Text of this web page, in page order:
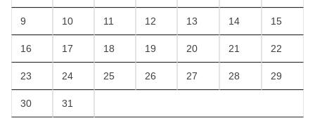
9 10 11 12 13 14 15
16 17 18 19 20 21 22
23 24 25 26 27 28 29
30 31